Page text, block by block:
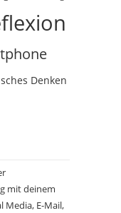
Denken
mit deinem
Media, E-Mail,